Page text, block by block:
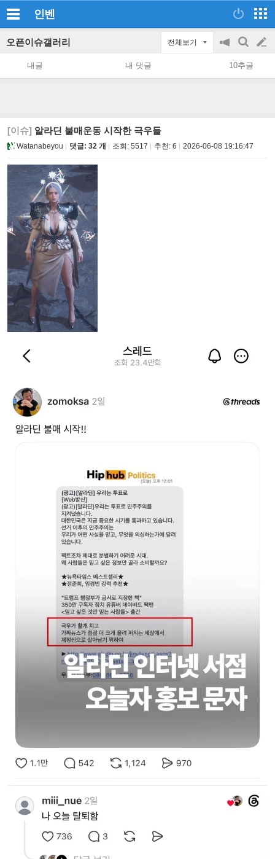
인벤
오픈이슈갤러리 전체보기
공
지
on/off
검
색
글
쓰
내글 내 댓글 10추글
[이슈] 알라딘 불매운동 시작한 극우들
Watanabeyou 댓글: 32 개 조회: 5517 추천: 6 2026-06-08 19:16:47